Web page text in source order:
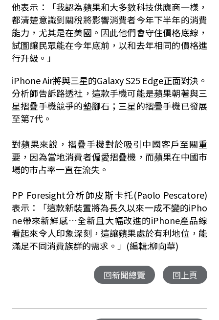
他表示：「我認為蘋果和大多數科技供應商一樣，
都清楚意識到關稅將影響消費者今年下半年的消費
能力，尤其是在美國。因此他們會守住價格底線，
試圖讓民眾能在今年底前，以和去年相同的價格進
行升級。」
iPhone Air將與三星的Galaxy S25 Edge正面對決。
分析師告訴路透社，這款手機可能是蘋果朝著與三
星摺疊手機競爭的墊腳石；三星的摺疊手機已發展
至第7代。
對蘋果來說，摺疊手機對於吸引中國客戶至關重
要，因為當地消費者偏愛摺疊機，而蘋果在中國市
場的市占率一直在流失。
PP Foresight分析師皮斯卡托(Paolo Pescatore)
表示：「這款新裝置將為長久以來一成不變的iPho
ne帶來新鮮感…全新且大幅改進的iPhone產品線
看起來令人印象深刻，這讓蘋果處於有利地位，能
滿足不同消費族群的需求。」(編輯:柳向華)
回新聞總覽 回上頁